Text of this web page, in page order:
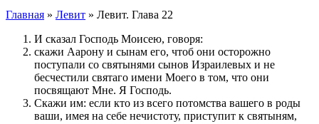
Главная » Левит » Левит. Глава 22
И сказал Господь Моисею, говоря:
скажи Аарону и сынам его, чтоб они осторожно
поступали со святынями сынов Израилевых и не
бесчестили святаго имени Моего в том, что они
посвящают Мне. Я Господь.
Скажи им: если кто из всего потомства вашего в роды
ваши, имея на себе нечистоту, приступит к святыням,